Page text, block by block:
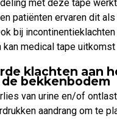
met deze tape werkt
patiënten ervaren dit
bij incontinentieklachten
kan medical tape uitkomst
klachten aan
bekkenbodem
van urine en/of
aandrang om te